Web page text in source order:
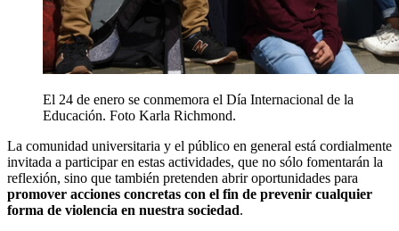
El 24 de enero se conmemora el Día Internacional de la
Educación. Foto Karla Richmond.
La comunidad universitaria y el público en general está cordialmente
invitada a participar en estas actividades, que no sólo fomentarán la
reflexión, sino que también pretenden abrir oportunidades para
promover acciones concretas con el fin de prevenir cualquier
forma de violencia en nuestra sociedad.